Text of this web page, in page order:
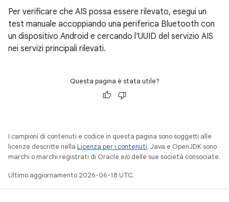
Per verificare che AIS possa essere rilevato, esegui un
test manuale accoppiando una periferica Bluetooth con
un dispositivo Android e cercando l'UUID del servizio AIS
nei servizi principali rilevati.
Questa pagina è stata utile?
I campioni di contenuti e codice in questa pagina sono soggetti alle
licenze descritte nella Licenza per i contenuti. Java e OpenJDK sono
marchi o marchi registrati di Oracle e/o delle sue società consociate.
Ultimo aggiornamento 2026-06-18 UTC.